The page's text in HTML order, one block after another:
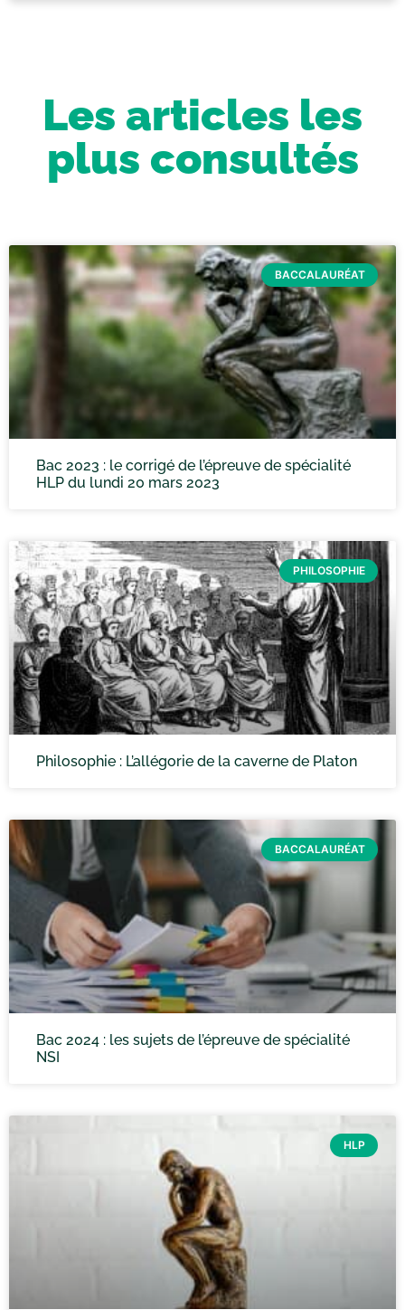
Les articles les
plus consultés
BACCALAURÉAT
Bac 2023 : le corrigé de l’épreuve de spécialité
HLP du lundi 20 mars 2023
PHILOSOPHIE
Philosophie : L’allégorie de la caverne de Platon
BACCALAURÉAT
Bac 2024 : les sujets de l’épreuve de spécialité
NSI
HLP